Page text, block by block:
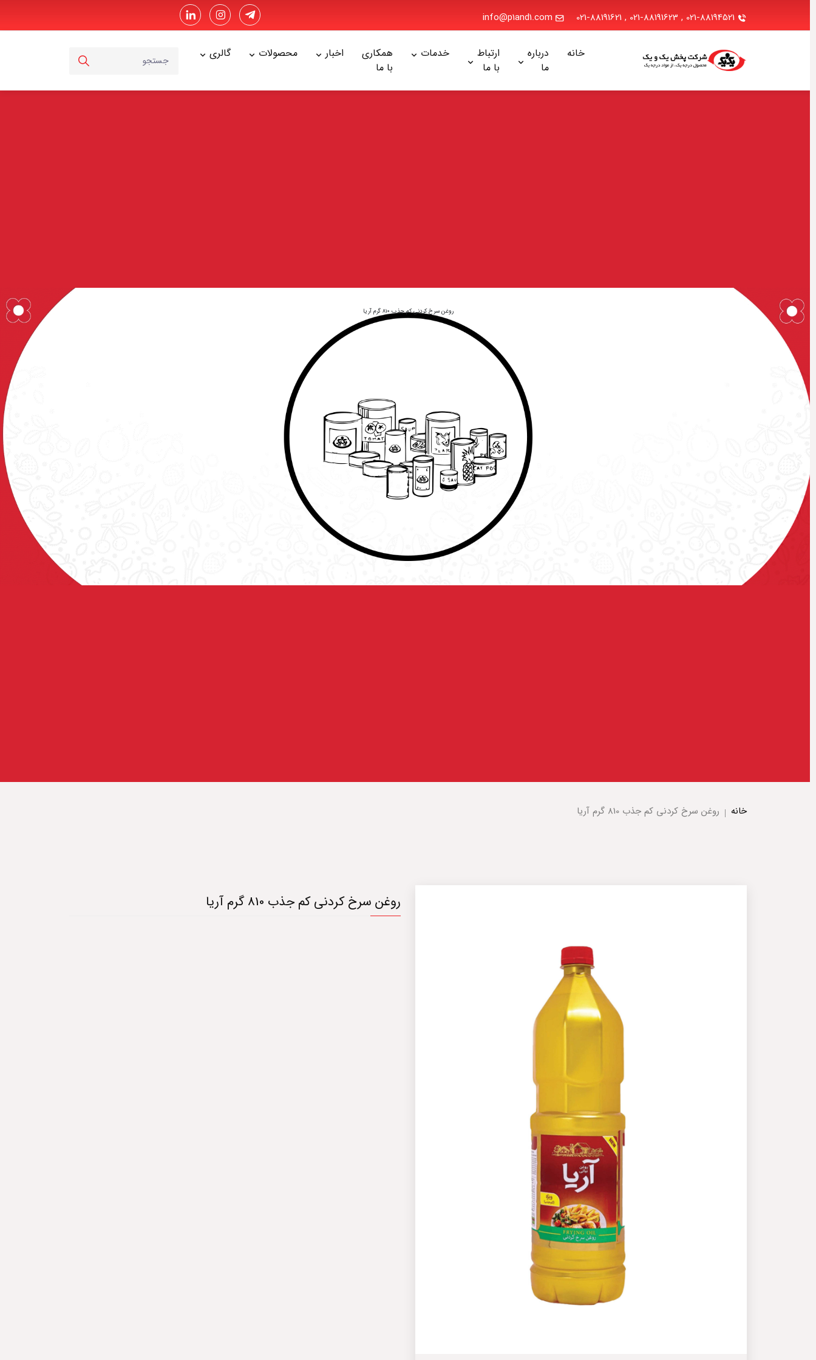
021-88194521
,
021-88191623
,
021-88191621
info@p1and1.com
خانه
درباره
ما
ارتباط
با ما
خدمات
همکاری
با ما
اخبار محصولات گالری
روغن سرخ کردنی کم جذب 810 گرم آریا
خانه روغن سرخ کردنی کم جذب 810 گرم آریا
روغن سرخ کردنی کم جذب 810 گرم آریا